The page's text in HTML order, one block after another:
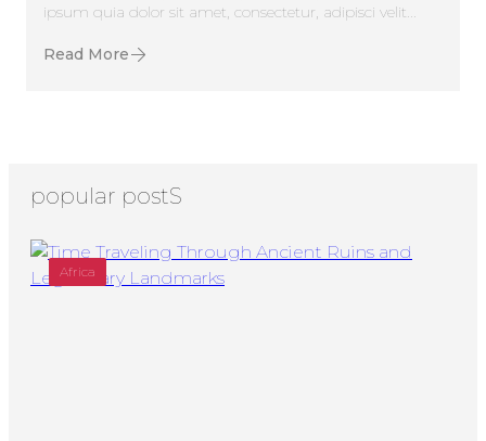
ipsum quia dolor sit amet, consectetur, adipisci velit...
Read More
popular postS
Africa